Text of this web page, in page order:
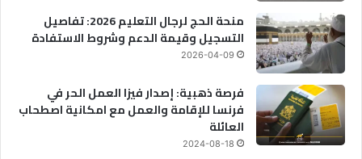
منحة الحج لرجال التعليم 2026: تفاصيل
التسجيل وقيمة الدعم وشروط الاستفادة
2026-04-09
فرصة ذهبية: إصدار فيزا العمل الحر في
فرنسا للإقامة والعمل مع امكانية اصطحاب
العائلة
2024-08-18